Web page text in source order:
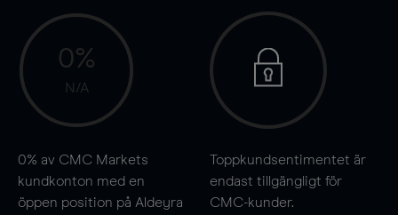
0%
N/A
0% av CMC Markets
kundkonton med en
öppen position på Aldeyra
Toppkundsentimentet är
endast tillgängligt för
CMC-kunder.